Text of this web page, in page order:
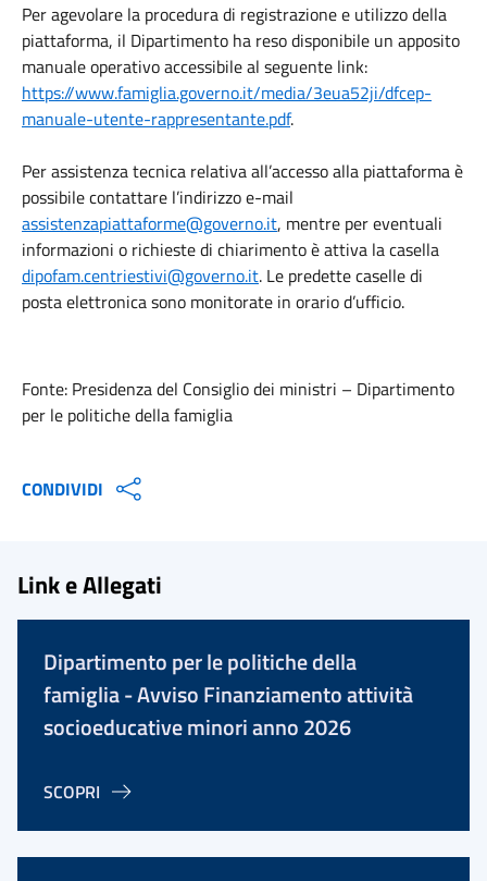
Per agevolare la procedura di registrazione e utilizzo della
piattaforma, il Dipartimento ha reso disponibile un apposito
manuale operativo accessibile al seguente link:
https://www.famiglia.governo.it/media/3eua52ji/dfcep-
manuale-utente-rappresentante.pdf.
Per assistenza tecnica relativa all’accesso alla piattaforma è
possibile contattare l’indirizzo e-mail
assistenzapiattaforme@governo.it, mentre per eventuali
informazioni o richieste di chiarimento è attiva la casella
dipofam.centriestivi@governo.it. Le predette caselle di
posta elettronica sono monitorate in orario d’ufficio.
Fonte: Presidenza del Consiglio dei ministri – Dipartimento
per le politiche della famiglia
CONDIVIDI
Link e Allegati
Dipartimento per le politiche della
famiglia - Avviso Finanziamento attività
socioeducative minori anno 2026
SCOPRI